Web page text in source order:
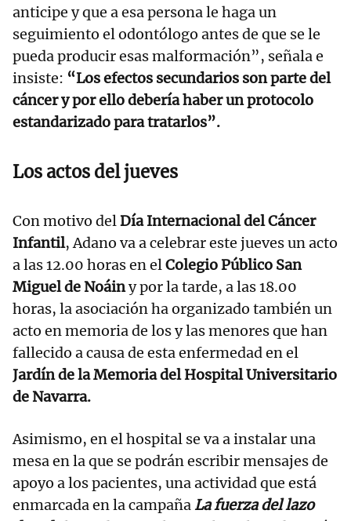
anticipe y que a esa persona le haga un
seguimiento el odontólogo antes de que se le
pueda producir esas malformación”, señala e
insiste: “Los efectos secundarios son parte del
cáncer y por ello debería haber un protocolo
estandarizado para tratarlos”.
Los actos del jueves
Con motivo delDía Internacional del Cáncer
Infantil, Adano va a celebrar este jueves un acto
a las 12.00 horas en elColegio Público San
Miguel de Noáiny por la tarde, a las 18.00
horas, la asociación ha organizado también un
acto en memoria de los y las menores que han
fallecido a causa de esta enfermedad en el
Jardín de la Memoria del Hospital Universitario
de Navarra.
Asimismo, en el hospital se va a instalar una
mesa en la que se podrán escribir mensajes de
apoyo a los pacientes, una actividad que está
enmarcada en la campañaLa fuerza del lazo